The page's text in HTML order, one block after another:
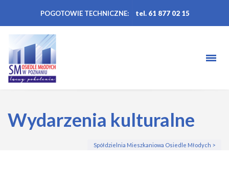
POGOTOWIE TECHNICZNE: tel. 61 877 02 15
Wydarzenia kulturalne
Spółdzielnia Mieszkaniowa Osiedle Młodych >